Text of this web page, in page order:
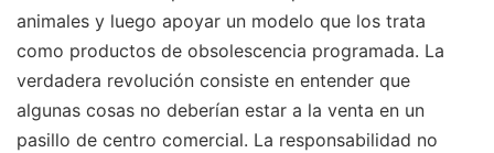
animales y luego apoyar un modelo que los trata
como productos de obsolescencia programada. La
verdadera revolución consiste en entender que
algunas cosas no deberían estar a la venta en un
pasillo de centro comercial. La responsabilidad no